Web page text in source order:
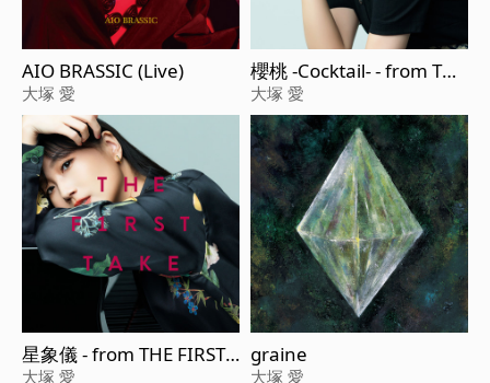
AIO BRASSIC (Live)
大塚 愛
櫻桃 -Cocktail- - from THE
FIRST TAKE
大塚 愛
星象儀 - from THE FIRST T
AKE
大塚 愛
graine
大塚 愛